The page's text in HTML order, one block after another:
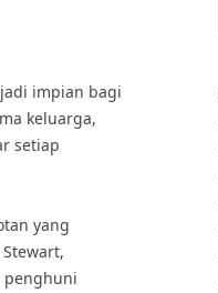
impian bagi
keluarga,
setiap
yang
penghuni